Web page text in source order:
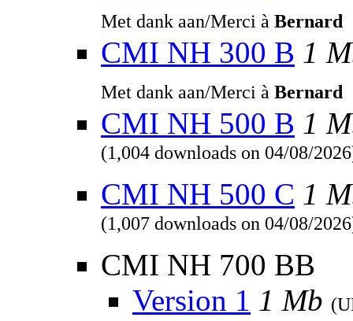
Met dank aan/Merci à Bernard
CMI NH 300 B 1
Met dank aan/Merci à Bernard
CMI NH 500 B 1
(1,004 downloads on 04/08/
CMI NH 500 C 1
(1,007 downloads on 04/08/
CMI NH 700 BB
Version 1 1 Mb